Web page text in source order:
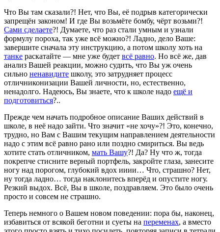
Что Вы там сказали?! Нет, что Вы, её подрыв категорически
запрещён законом! И где Вы возьмёте бомбу, чёрт возьми?!
Сами сделаете?! Думаете, что раз стали умным и узнали
формулу пороха, так уже всё можно?! Ладно, дело Ваше:
завершите сначала эту инструкцию, а потом школу хоть на
танке раскатайте — мне уже будет всё равно. Но всё же, дав
анализ Вашей реакции, можно судить, что Вы уж очень
сильно ненавидите школу, это затрудняет процесс
отличниконизации Вашей личности, но, естественно,
ненадолго. Надеюсь, Вы знаете, что к школе надо ещё и
подготовиться?..
Прежде чем начать подробное описание Ваших действий в
школе, в неё надо зайти. Что значит «не хочу»?! Это, конечно,
трудно, но Вам с Вашим текущим направлением деятельности
надо с этим всё равно рано или поздно смириться. Вы ведь
хотите стать отличником, мать Вашу?! Да? Ну что ж, тогда
покрепче стисните верный портфель, закройте глаза, занесите
ногу над порогом, глубокий вдох ииии… Что, страшно? Нет,
ну тогда ладно… тогда наклонитесь вперёд и опустите ногу.
Резкий выдох. Всё, Вы в школе, поздравляем. Это было очень
просто и совсем не страшно.
Теперь немного о Вашем новом поведении: пора бы, наконец,
избавиться от всякой беготни и суеты на переменах, а вместо